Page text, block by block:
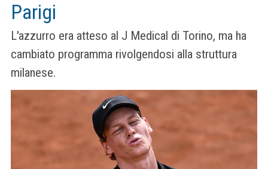
Parigi
L'azzurro era atteso al J Medical di Torino, ma ha
cambiato programma rivolgendosi alla struttura
milanese.